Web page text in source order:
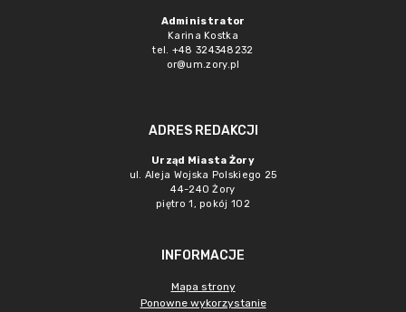
Administrator
Karina Kostka
tel. +48 324348232
or@um.zory.pl
ADRES REDAKCJI
Urząd Miasta Żory
ul. Aleja Wojska Polskiego 25
44-240 Żory
piętro 1, pokój 102
INFORMACJE
Mapa strony
Ponowne wykorzystanie